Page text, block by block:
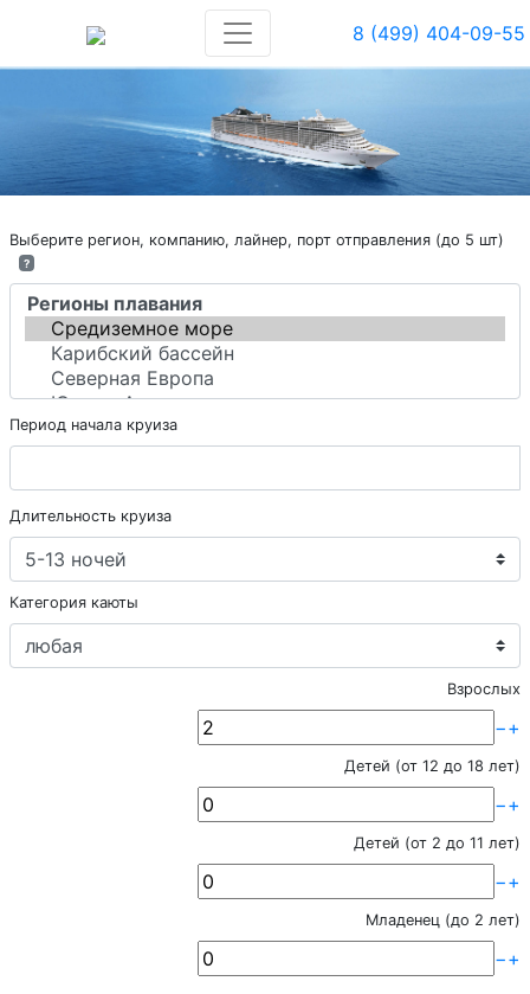
8 (499) 404-09-55
Выберите регион, компанию, лайнер, порт отправления (до 5 шт)
?
Период начала круиза
Длительность круиза
Категория каюты
Взрослых
−+
Детей (от 12 до 18 лет)
−+
Детей (от 2 до 11 лет)
−+
Младенец (до 2 лет)
−+